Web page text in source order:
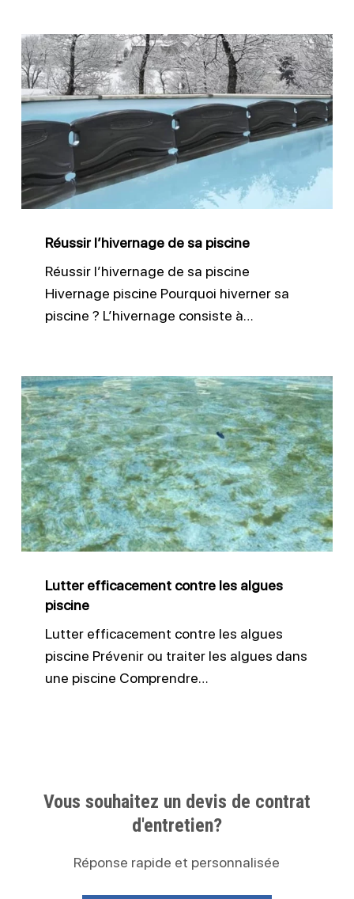
Réussir
l’hivernage
de
sa
piscine
Réussir l’hivernage de sa piscine
Réussir l’hivernage de sa piscine
Hivernage piscine Pourquoi hiverner sa
piscine ? L’hivernage consiste à…
Lutter
efficacement
contre
les
algues
piscine
Lutter efficacement contre les algues
piscine
Lutter efficacement contre les algues
piscine Prévenir ou traiter les algues dans
une piscine Comprendre…
Vous souhaitez un devis de contrat
d'entretien?
Réponse rapide et personnalisée